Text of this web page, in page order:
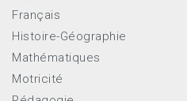
Français
Histoire-Géographie
Mathématiques
Motricité